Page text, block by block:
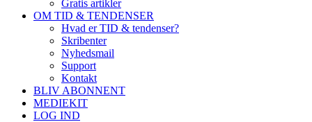
Gratis artikler
OM TID & TENDENSER
Hvad er TID & tendenser?
Skribenter
Nyhedsmail
Support
Kontakt
BLIV ABONNENT
MEDIEKIT
LOG IND